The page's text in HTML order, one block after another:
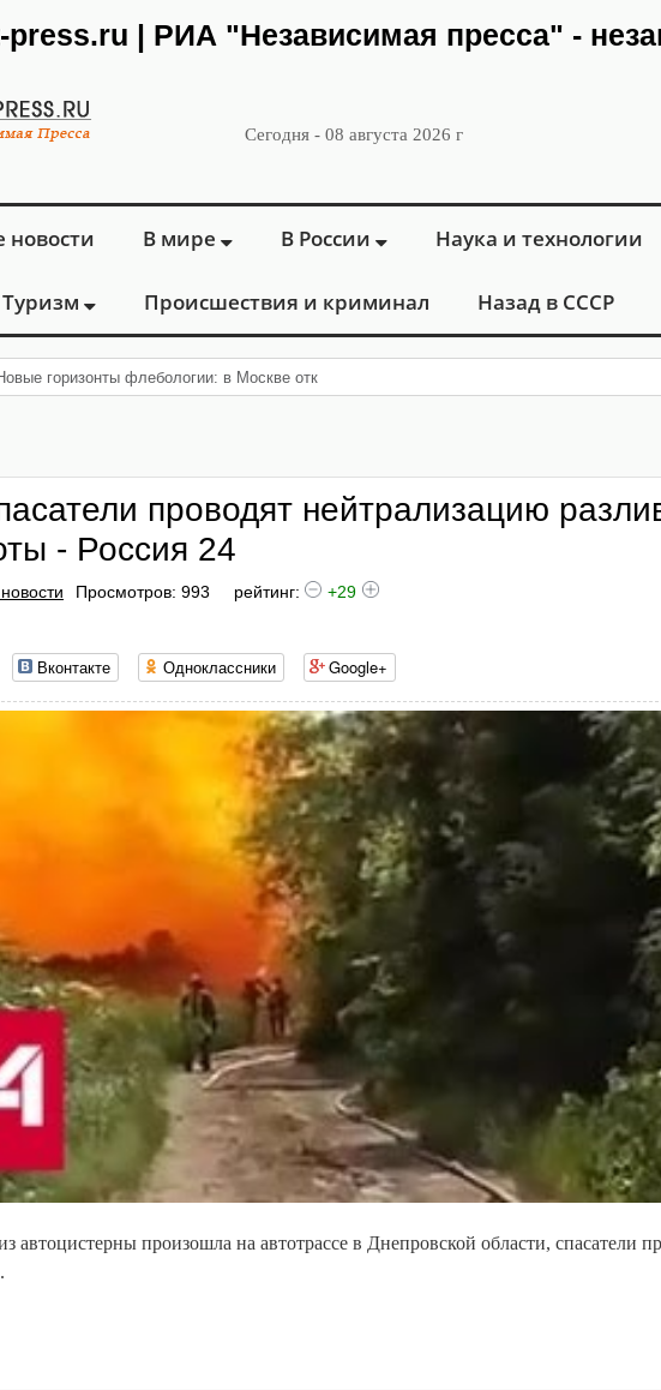
press.ru | РИА "Независимая пресса" -
Сегодня - 08 августа 2026 г
новости В мире В России Наука и технологии
Туризм Происшествия и криминал Назад в СССР
горизонты флебологии: в Москве открылся «Городской центр флеб
проводят нейтрализацию
- Россия 24
Просмотров: 993 рейтинг: +29
Вконтакте Одноклассники Google+
автоцистерны произошла на автотрассе в Днепровской области, спасатели